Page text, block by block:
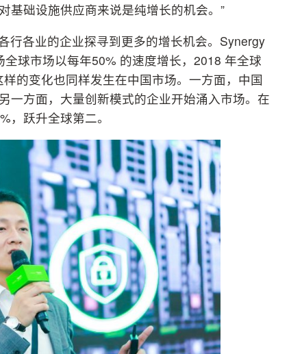
基础设施供应商来说是纯增长的机会。”
行各业的企业探寻到更多的增长机会。Synergy
球市场以每年50% 的速度增长，2018 年全球
的变化也同样发生在中国市场。一方面，中国
一方面，大量创新模式的企业开始涌入市场。在
跃升全球第二。